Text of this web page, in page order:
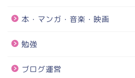
本・マンガ・音楽・映画
勉強
ブログ運営